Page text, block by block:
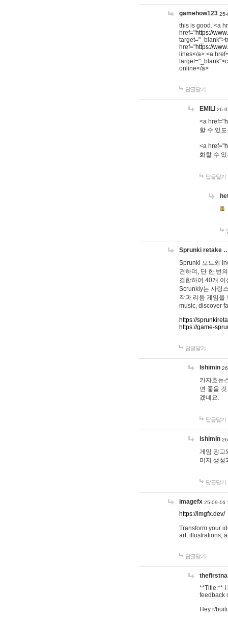
gamehow123 25-
this is good. <a
href="https://
href="https://
lines</a> <a
online</a>
답글달기
EMILI 26-
<a href="
할 수 있
<a href="
화할 수
답글달기
Sprunki retake
Sprunki 모드와
견하며, 단 한 번
결합하여 40개
Scrunkly는 사랑
작과 리듬 게임을
music, discover
https://
https://game-
답글달기
lshimin
카자흐뉴
면 좋을
겠네요.
답글달기
lshimin
게임 광고
미지 생성
답글달기
imagefx 25-09-16
https://imgfx.dev/
Transform your
art, illustrations,
답글달기
**Title:** I
feedback
Hey r/